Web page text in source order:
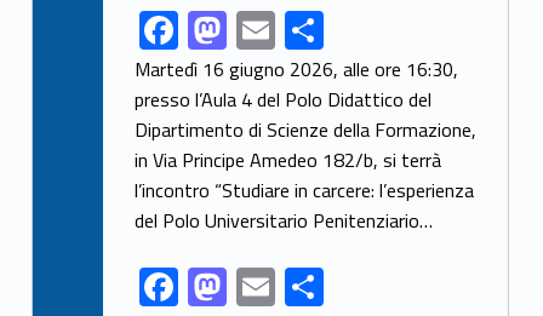
Link identifier share facebook archive #share-link-archive-77449F
ac
e
b
o
o
k
M
as
to
d
o
n
E
m
ai
l
S
h
ar
e
Martedì 16 giugno 2026, alle ore 16:30,
presso l’Aula 4 del Polo Didattico del
Dipartimento di Scienze della Formazione,
in Via Principe Amedeo 182/b, si terrà
l’incontro “Studiare in carcere: l’esperienza
del Polo Universitario Penitenziario…
F M E S